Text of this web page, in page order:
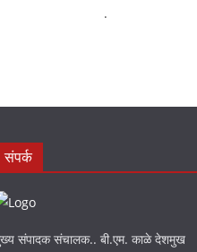
.
संपर्क
संपादक संचालक.. बी.एम. काळे देशमुख